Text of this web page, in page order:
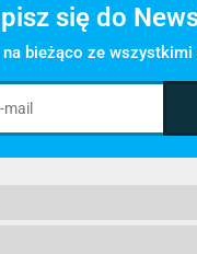
się do
na bieżąco ze